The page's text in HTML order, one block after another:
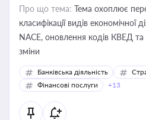
Про що тема: Тема охоплює
класифікації видів економічної
NACE, оновлення кодів КВЕД та
зміни
Банківська діяльність
Фінансові послуги
+13